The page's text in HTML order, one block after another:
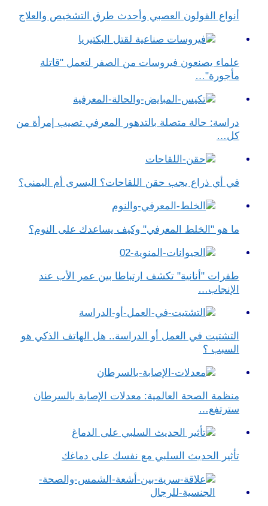
أنواع القولون العصبي وأحدث طرق التشخيص والعلاج
علماء يصنعون فيروسات من الصفر لتعمل "قاتلة
مأجورة"…
دراسة: حالة متصلة بالتدهور المعرفي تصيب إمرأة من
كل…
في أي ذراع يجب حقن اللقاحات؟ اليسرى أم اليمنى؟
ما هو "الخلط المعرفي" وكيف يساعدك على النوم؟
طفرات "أنانية" تكشف ارتباطا بين عمر الأب عند
الإنجاب…
التشتيت في العمل أو الدراسة.. هل الهاتف الذكي هو
السبب ؟
منظمة الصحة العالمية: معدلات الإصابة بالسرطان
سترتفع…
تأثير الحديث السلبي مع نفسك على دماغك